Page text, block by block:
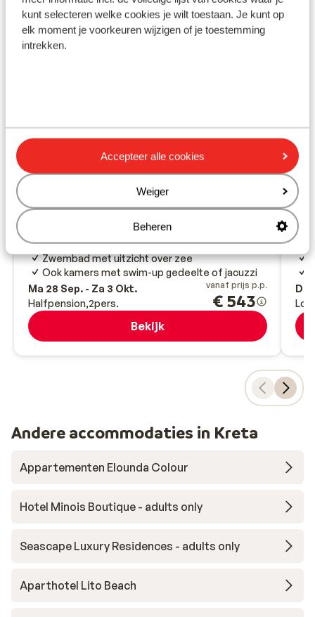
kunt selecteren welke cookies je wilt toestaan. Je kunt op
elk moment je voorkeuren wijzigen of je toestemming
intrekken.
Accepteer alle cookies
Weiger
Beheren
8.5 Fantastisch
Entheon Hotel by Marinos
Rethymnon Kreta Griekenland
Beste locatie aan het strand
Ervaar de Griekse gastvrijheid
Zwembad met uitzicht over zee
Ook kamers met swim-up gedeelte of jacuzzi
Ma 28 Sep. - Za 3 Okt.
Halfpension 2pers.
vanaf prijs p.p.
€ 543
Bekijk
Do
Andere accommodaties in Kreta
Appartementen Elounda Colour
Hotel Minois Boutique - adults only
Seascape Luxury Residences - adults only
Aparthotel Lito Beach